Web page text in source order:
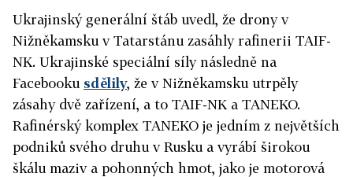
Ukrajinský generální štáb uvedl, že drony v
Nižněkamsku v Tatarstánu zasáhly rafinerii TAIF-
NK. Ukrajinské speciální síly následně na
Facebooku sdělily, že v Nižněkamsku utrpěly
zásahy dvě zařízení, a to TAIF-NK a TANEKO.
Rafinérský komplex TANEKO je jedním z největších
podniků svého druhu v Rusku a vyrábí širokou
škálu maziv a pohonných hmot, jako je motorová